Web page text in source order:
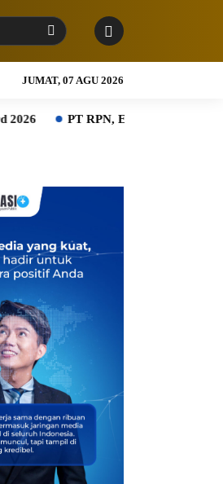
JUMAT, 07 AGU 2026
PT RPN, Entitas PTPN Group bersama